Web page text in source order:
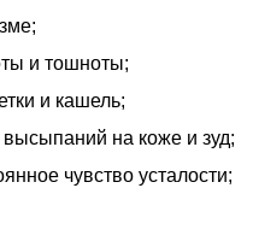
и тошноты;
и кашель;
на коже и зуд;
чувство усталости;